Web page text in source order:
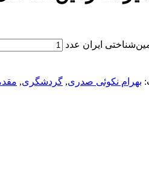
ایران عدد
بهرام نکوئی صدری, گردشگری,